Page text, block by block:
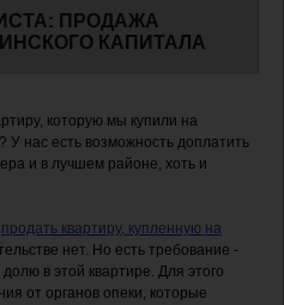
ПРОДАЖА
КАПИТАЛА
которую мы купили на
У нас есть возможность доплатить
и в лучшем районе, хоть и
продать квартиру, купленную на
нет. Но есть требование -
в этой квартире. Для этого
от органов опеки, которые